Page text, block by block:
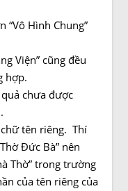
“Vô Hình Chung”
Viện” cũng đều
hợp.
quả chưa được
tên riêng. Thí
Đức Bà” nên
Thờ” trong trường
của tên riêng của